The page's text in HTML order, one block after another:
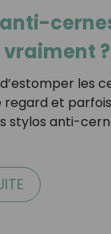
?
les
et
stylos anti-